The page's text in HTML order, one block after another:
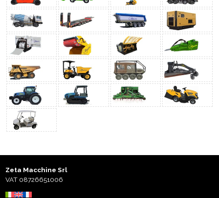
Zeta Macchine Srl
VAT 08726651006